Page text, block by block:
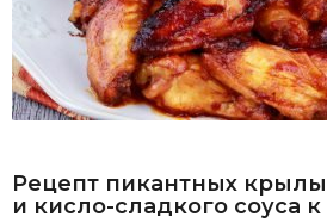
Рецепт пикантных
и кисло-сладкого соуса